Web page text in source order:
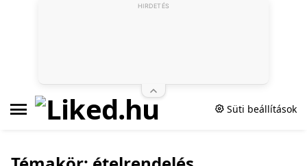
Süti beállítások
HIRDETÉS